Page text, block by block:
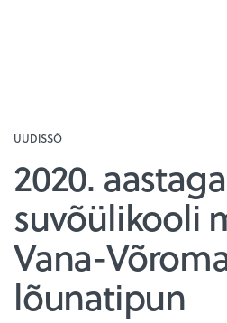
UUDISSÕ
2020.
suvõülikooli
Vana-
lõunatipun